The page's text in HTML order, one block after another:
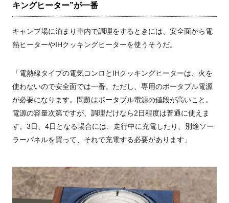
キングヒーター”が一番
キャンプ場に泊まり車内で調理をするときには、安全面から電
熱ヒーターやIHクッキングヒーターを使うそうだ。
「電熱線タイプの電気コンロとIHクッキングヒーターは、火を
使わないので安全面では一番。ただし、専用のポータブル電源
が必要になります。問題はポータブル電源の値段が高いこと。
電源の容量次第ですが、調理だけなら2日程度は普通に使えま
す。3日、4日となる場合には、走行中に充電したり、別途ソー
ラーパネルを買って、それで充電する必要があります」